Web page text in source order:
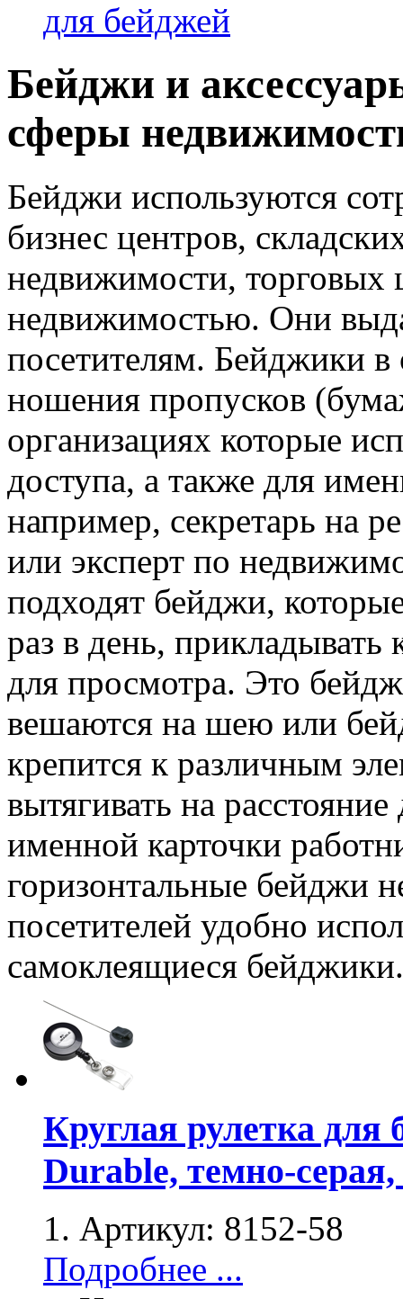
для бейджей
Бейджи и
сферы
Бейджи используются
бизнес центров,
недвижимости, торговых
недвижимостью. Они
посетителям. Бейджики
ношения пропусков
организациях которые
доступа, а также для
например, секретарь на
или эксперт по
подходят бейджи,
раз в день, прикладывать
для просмотра. Это
вешаются на шею или
крепится к различным
вытягивать на
именной карточки
горизонтальные бейджи
посетителей удобно
самоклеящиеся бейджики.
Круглая рулетка для
Durable, темно-
Артикул: 8152-58
Подробнее ...